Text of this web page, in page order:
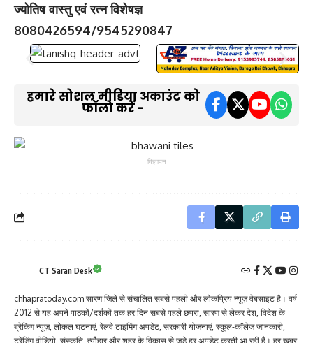
ज्योतिष वास्तु एवं रत्न विशेषज्ञ
8080426594/9545290847
हमारे सोशल मीडिया अकाउंट को
फॉलो करें -
विज्ञापन
CT Saran Desk
chhapratoday.com सारण जिले से संचालित सबसे पहली और लोकप्रिय न्यूज़ वेबसाइट है। वर्ष
2012 से यह अपने पाठकों/दर्शकों तक हर दिन सबसे पहले छपरा, सारण से लेकर देश, विदेश के
ब्रेकिंग न्यूज़, लोकल घटनाएं, रेलवे टाइमिंग अपडेट, सरकारी योजनाएं, स्कूल-कॉलेज जानकारी,
ट्रेंडिंग वीडियो, संस्कृति, त्यौहार और शहर के विकास से जुड़े हर अपडेट करती आ रही है। हर खबर,